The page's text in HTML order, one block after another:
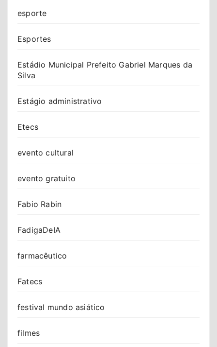
esporte
Esportes
Estádio Municipal Prefeito Gabriel Marques da
Silva
Estágio administrativo
Etecs
evento cultural
evento gratuito
Fabio Rabin
FadigaDeIA
farmacêutico
Fatecs
festival mundo asiático
filmes